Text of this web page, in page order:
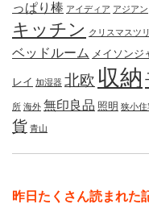
っぱり棒 アイディア アジアン
キッチン クリスマスツ
ベッドルーム メイソンジ
レイ 加湿器 北欧 収納
所 海外 無印良品 照明 狭小住
貨 青山
昨日たくさん読まれた